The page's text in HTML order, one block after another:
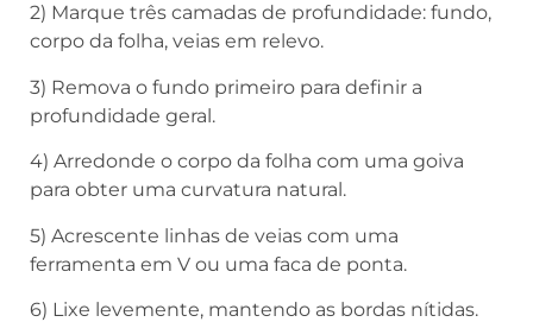
2) Marque três camadas de profundidade: fundo,
corpo da folha, veias em relevo.
3) Remova o fundo primeiro para definir a
profundidade geral.
4) Arredonde o corpo da folha com uma goiva
para obter uma curvatura natural.
5) Acrescente linhas de veias com uma
ferramenta em V ou uma faca de ponta.
6) Lixe levemente, mantendo as bordas nítidas.